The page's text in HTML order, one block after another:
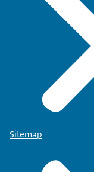
Sitemap